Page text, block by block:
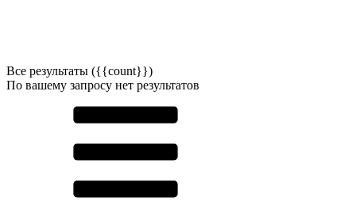
Все результаты ({{count}})
По вашему запросу нет результатов